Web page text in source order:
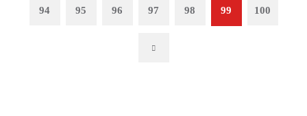
94 95 96 97 98 99 100